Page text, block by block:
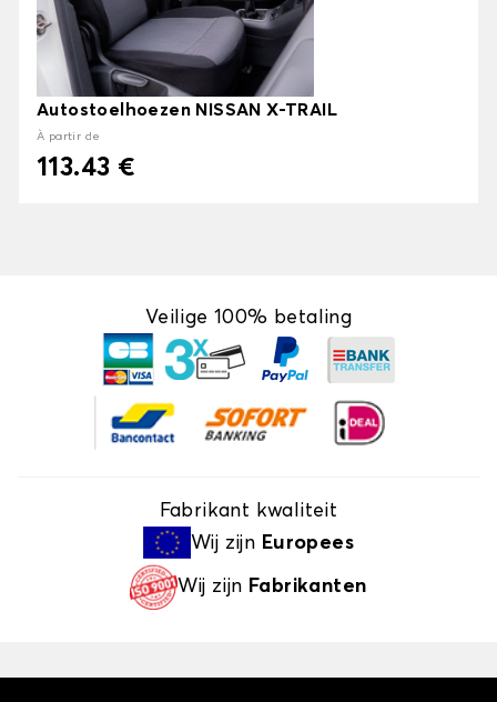
Autostoelhoezen NISSAN X-TRAIL
À partir de
113.43 €
Veilige 100% betaling
Fabrikant kwaliteit
Wij zijn Europees
Wij zijn Fabrikanten